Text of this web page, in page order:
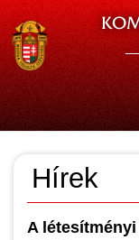
Hírek
A